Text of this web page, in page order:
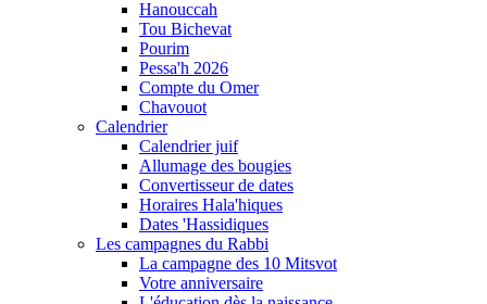
Hanouccah
Tou Bichevat
Pourim
Pessa'h 2026
Compte du Omer
Chavouot
Calendrier
Calendrier juif
Allumage des bougies
Convertisseur de dates
Horaires Hala'hiques
Dates 'Hassidiques
Les campagnes du Rabbi
La campagne des 10 Mitsvot
Votre anniversaire